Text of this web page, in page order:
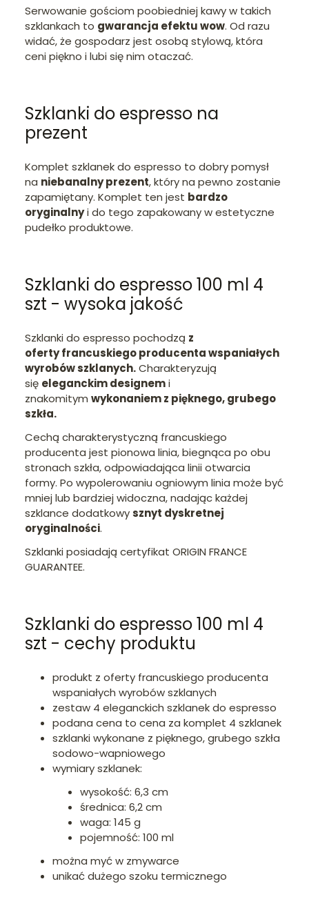
Serwowanie gościom poobiedniej kawy w takich
szklankach to gwarancja efektu wow. Od razu
widać, że gospodarz jest osobą stylową, która
ceni piękno i lubi się nim otaczać.
Szklanki do espresso na
prezent
Komplet szklanek do espresso to dobry pomysł
na niebanalny prezent, który na pewno zostanie
zapamiętany. Komplet ten jest bardzo
oryginalnyi do tego zapakowany w estetyczne
pudełko produktowe.
Szklanki do espresso 100 ml 4
szt - wysoka jakość
Szklanki do espresso pochodzą z
oferty francuskiego producenta wspaniałych
wyrobów szklanych.Charakteryzują
się eleganckim designemi
znakomitym wykonaniem z pięknego, grubego
szkła.
Cechą charakterystyczną francuskiego
producenta jest pionowa linia, biegnąca po obu
stronach szkła, odpowiadająca linii otwarcia
formy. Po wypolerowaniu ogniowym linia może być
mniej lub bardziej widoczna, nadając każdej
szklance dodatkowysznyt dyskretnej
oryginalności.
Szklanki posiadają certyfikat ORIGIN FRANCE
GUARANTEE.
Szklanki do espresso 100 ml 4
szt - cechy produktu
produkt z oferty francuskiego producenta
wspaniałych wyrobów szklanych
zestaw 4 eleganckich szklanek do espresso
podana cena to cena za komplet 4 szklanek
szklanki wykonane z pięknego, grubego szkła
sodowo-wapniowego
wymiary szklanek:
wysokość: 6,3 cm
średnica: 6,2 cm
waga: 145 g
pojemność: 100 ml
można myć w zmywarce
unikać dużego szoku termicznego